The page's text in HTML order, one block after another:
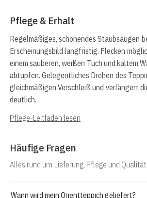
Pflege & Erhalt
Regelmäßiges, schonendes Staubsaugen
Erscheinungsbild langfristig. Flecken
einem sauberen, weißen Tuch und kaltem
abtupfen. Gelegentliches Drehen des
gleichmäßigen Verschleiß und verlängert
deutlich.
Pflege-Leitfaden lesen
Häufige Fragen
Alles rund um Lieferung, Pflege und
Wann wird mein Orientteppich geliefert?